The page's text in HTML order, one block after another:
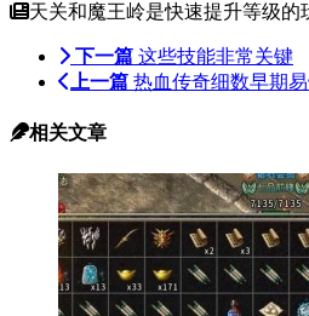
天关和魔王岭是快速提升等级的
下一篇 这些技能非常关键
上一篇 热血传奇细数早期
相关文章